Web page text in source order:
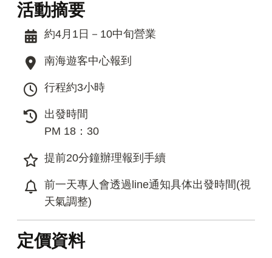
活動摘要
約4月1日－10中旬營業
南海遊客中心報到
行程約3小時
出發時間
PM 18：30
提前20分鐘辦理報到手續
前一天專人會透過line通知具体出發時間(視
天氣調整)
定價資料